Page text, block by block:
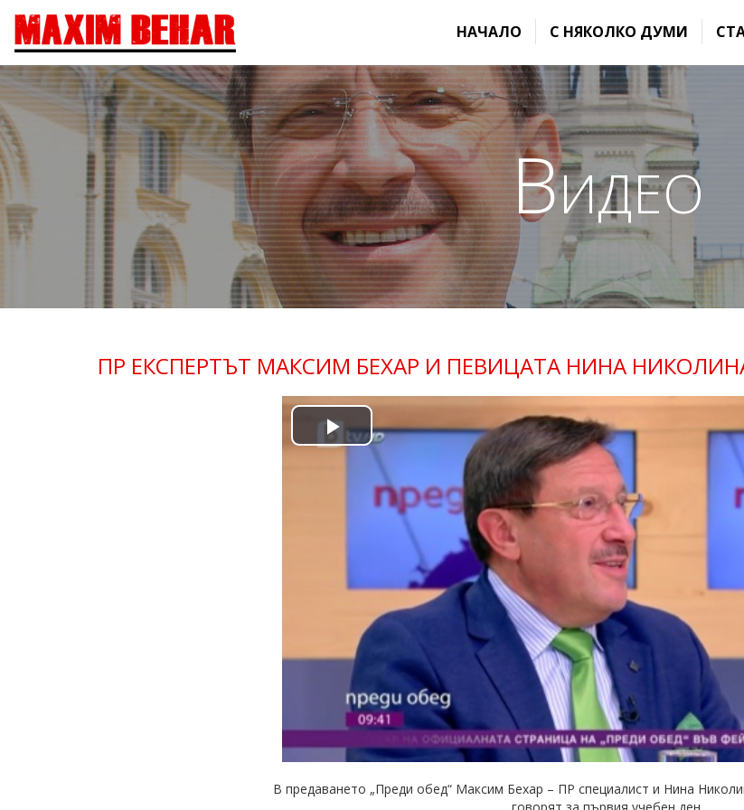
НАЧАЛО С НЯКОЛКО ДУМИ
Видео
ПР ЕКСПЕРТЪТ МАКСИМ БЕХАР И ПЕВИЦАТА НИНА
Play
Video
В предаването „Преди обед“ Максим Бехар – ПР специалист и Нина